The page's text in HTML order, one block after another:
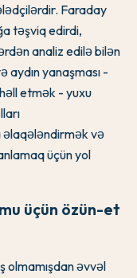
Faraday
təşviq edirdi,
analiz edilə bilən
yanaşması -
etmək - yuxu
əlaqələndirmək və
üçün yol
üçün özün-et
olmamışdan əvvəl